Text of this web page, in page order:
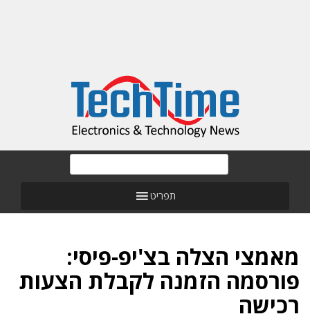
תפריט
מאמצי הצלה בצ'יפ-פיסי:
פורסמה הזמנה לקבלת הצעות
רכישה